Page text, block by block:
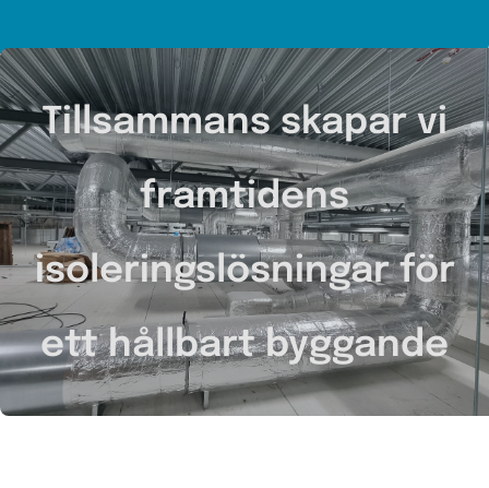
Tillsammans skapar vi
framtidens
isoleringslösningar för
ett hållbart byggande